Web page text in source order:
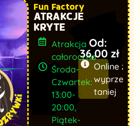
Fun Factory
ATRAKCJE
KRYTE
Atrakcja
całoroczna
Środa-
Czwartek:
13:00-
20:00,
Piątek-
Od:
36,00 zł
Online z
taniej